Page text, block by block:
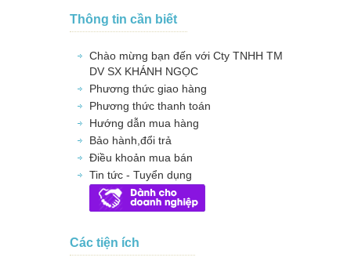
Thông tin cần biết
Chào mừng bạn đến với Cty TNHH TM
DV SX KHÁNH NGỌC
Phương thức giao hàng
Phương thức thanh toán
Hướng dẫn mua hàng
Bảo hành,đổi trả
Điều khoản mua bán
Tin tức - Tuyển dụng
Các tiện ích